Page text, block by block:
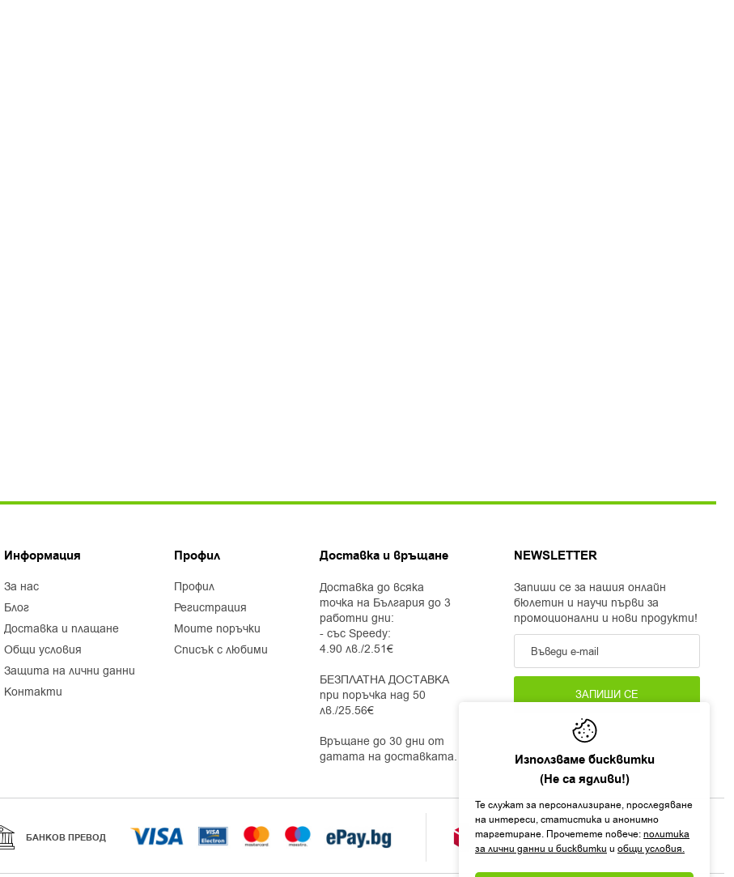
Използваме бисквитки
(Не са ядливи!)
Те служат за персонализиране, проследяване
на интереси, статистика и анонимно
таргетиране. Прочетете повече:политика
за лични данни и бисквитки и общи условия.
Информация
за нас
блог
доставка и плащане
общи условия
защита на лични данни
контакти
Профил
профил
регистрация
моите поръчки
списък с любими
Доставка и връщане
Доставка до всяка
точка на България до 3
работни дни:
- със Speedy:
4.90 лв./2.51€
БЕЗПЛАТНА ДОСТАВКА
при поръчка над 50
лв./25.56€
Връщане до 30 дни от
датата на доставката.
NEWSLETTER
Запиши се за нашия онлайн
бюлетин и научи първи за
промоционални и нови продукти!
ЗАПИШИ СЕ
БАНКОВ ПРЕВОД